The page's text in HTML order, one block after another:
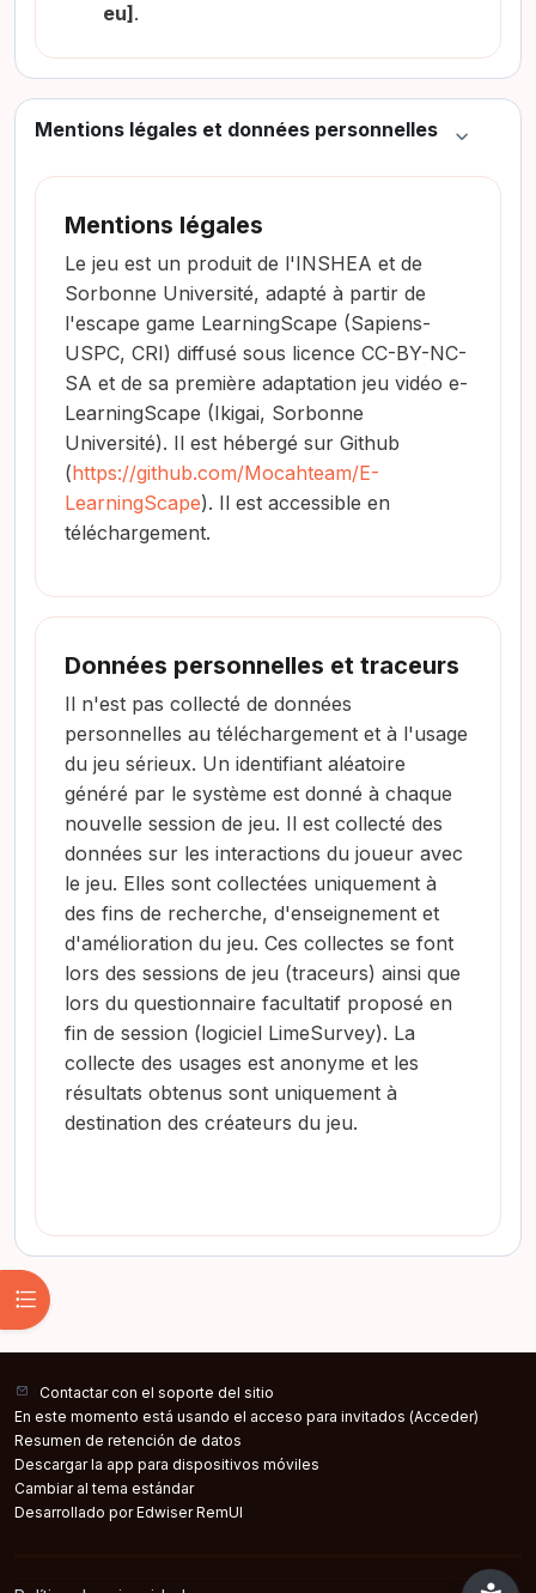
Abrir índice del curso
eu] .
Mentions légales et données personnelles
Colapsar
Mentions légales
Le jeu est un produit de l'INSHEA et de
Sorbonne Université, adapté à partir de
l'escape game LearningScape (Sapiens-
USPC, CRI) diffusé sous licence CC-BY-NC-
SA et de sa première adaptation jeu vidéo e-
LearningScape (Ikigai, Sorbonne
Université). Il est hébergé sur Github
(https://github.com/Mocahteam/E-
LearningScape). Il est accessible en
téléchargement.
Données personnelles et traceurs
Il n'est pas collecté de données
personnelles au téléchargement et à l'usage
du jeu sérieux. Un identifiant aléatoire
généré par le système est donné à chaque
nouvelle session de jeu. Il est collecté des
données sur les interactions du joueur avec
le jeu. Elles sont collectées uniquement à
des fins de recherche, d'enseignement et
d'amélioration du jeu. Ces collectes se font
lors des sessions de jeu (traceurs) ainsi que
lors du questionnaire facultatif proposé en
fin de session (logiciel LimeSurvey). La
collecte des usages est anonyme et les
résultats obtenus sont uniquement à
destination des créateurs du jeu.
Contactar con el soporte del sitio
En este momento está usando el acceso para invitados (Acceder)
Resumen de retención de datos
Descargar la app para dispositivos móviles
Cambiar al tema estándar
Desarrollado por Edwiser RemUI